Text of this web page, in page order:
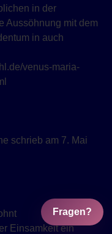
in der
Aussöhnung mit dem
in auch
venus-maria-
schrieb am 7. Mai
Einsamkeit ein
Fragen?